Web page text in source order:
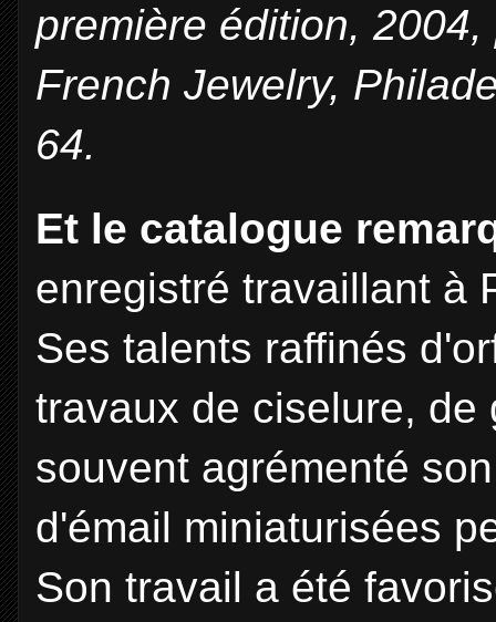
première édition,
French Jewelry,
64.
Et le catalogue
enregistré travaillant à
Ses talents raffinés
travaux de ciselure, de
souvent agrémenté
d'émail miniaturisées
Son travail a été